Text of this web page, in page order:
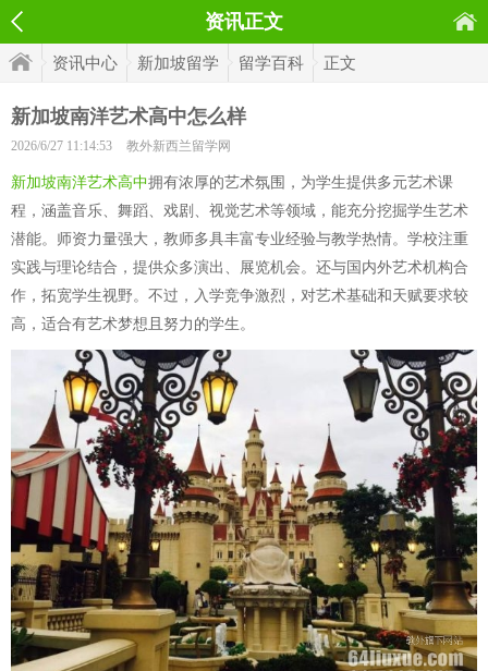
资讯正文
资讯中心 新加坡留学 留学百科 正文
新加坡南洋艺术高中怎么样
2026/6/27 11:14:53 教外新西兰留学网
新加坡南洋艺术高中拥有浓厚的艺术氛围，为学生提供多元艺术课
程，涵盖音乐、舞蹈、戏剧、视觉艺术等领域，能充分挖掘学生艺术
潜能。师资力量强大，教师多具丰富专业经验与教学热情。学校注重
实践与理论结合，提供众多演出、展览机会。还与国内外艺术机构合
作，拓宽学生视野。不过，入学竞争激烈，对艺术基础和天赋要求较
高，适合有艺术梦想且努力的学生。